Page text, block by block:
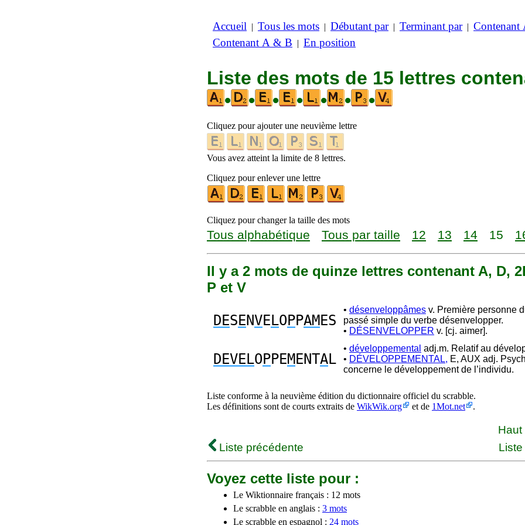
Accueil | Tous les mots | Débutant par| Terminant par| Contenant
Contenant A & B | En position
Liste des mots de 15 lettres
•
• • • • • •
Cliquez pour ajouter une neuvième lettre
Vous avez atteint la limite de 8 lettres.
Cliquez pour enlever une lettre
Cliquez pour changer la taille des mots
Tous alphabétique Tous par taille 12 13 14 15
Il y a 2 mots de quinze lettres contenant A, D,
P et V
DESENVE LOPPAM ES
• désenveloppâmes v. Première personne
passé simple du verbe désenvelopper.
• DÉSENVELOPPER v. [cj. aimer].
DEVELOPPEM ENTAL
• développemental adj.m. Relatif au
• DÉVELOPPEMENTAL, E, AUX adj.
concerne le développement de l’individu.
Liste conforme à la neuvième édition du dictionnaire officiel du scrabble.
Les définitions sont de courts extraits de WikWik.org et de 1Mot.net .
Haut
Liste précédente
Voyez cette liste pour :
Le Wiktionnaire français : 12 mots
Le scrabble en anglais : 3 mots
Le scrabble en espagnol : 24 mots